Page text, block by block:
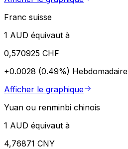
Franc suisse
1 AUD équivaut à
0,570925 CHF
+0.0028 (0.49%) Hebdomadaire
Afficher le graphique
Yuan ou renminbi chinois
1 AUD équivaut à
4,76871 CNY